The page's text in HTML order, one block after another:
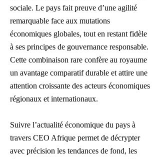
sociale. Le pays fait preuve d’une agilité
remarquable face aux mutations
économiques globales, tout en restant fidèle
à ses principes de gouvernance responsable.
Cette combinaison rare confère au royaume
un avantage comparatif durable et attire une
attention croissante des acteurs économiques
régionaux et internationaux.
Suivre l’actualité économique du pays à
travers CEO Afrique permet de décrypter
avec précision les tendances de fond, les